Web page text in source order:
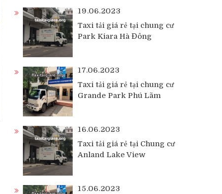
19.06.2023
Taxi tải giá rẻ tại chung cư
Park Kiara Hà Đông
17.06.2023
Taxi tải giá rẻ tại chung cư
Grande Park Phú Lãm
16.06.2023
Taxi tải giá rẻ tại Chung cư
Anland Lake View
15.06.2023